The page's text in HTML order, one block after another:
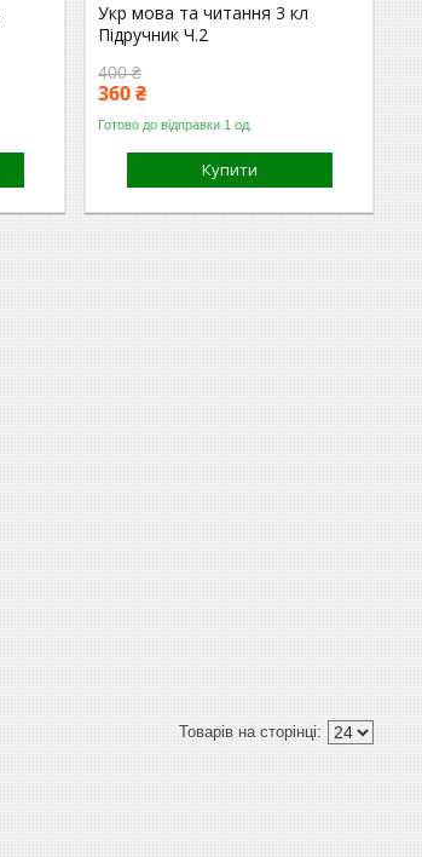
Укр мова та читання 3 кл
Підручник Ч.2
400 ₴
360 ₴
Готово до відправки 1 од.
Купити